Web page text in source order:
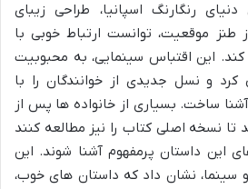
رنگارنگ اسپانیا، طراحی زیبای
موقعیت، توانست ارتباط خوبی با
کند. این اقتباس سینمایی، به محبوبیت
و نسل جدیدی از خوانندگان را با
ساخت. بسیاری از خانواده ها پس از
تا نسخه اصلی کتاب را نیز مطالعه کنند
این داستان پرمفهوم آشنا شوند. این
سینما، نشان داد که داستان های خوب،